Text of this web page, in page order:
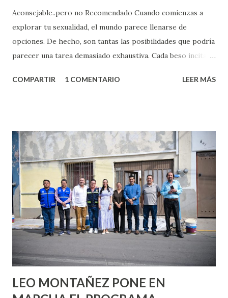
Aconsejable..pero no Recomendado Cuando comienzas a
explorar tu sexualidad, el mundo parece llenarse de
opciones. De hecho, son tantas las posibilidades que podría
parecer una tarea demasiado exhaustiva. Cada beso incita
partes de ti que jamás hubieras imaginado. El problema es
conoces ni la mitad de lo que deberías saber. Pero incluso
quienes ya han tenido relaciones sexuales no son expertos
o expertas en el tema. Siempre hay algo nuevo que
aprender y nuevas experiencias que conocer. Si eres una
chica y aún no has tenido relaciones sexuales, tal vez
pienses que el sexo será increíble y no puedas esperar para
experimentarlo, pero como cualquier persona con
experiencia te dirá, siempre es mejor cuando ambas partes
son suficientemen...
COMPARTIR 1 COMENTARIO LEER MÁS
LEO MONTAÑEZ PONE EN